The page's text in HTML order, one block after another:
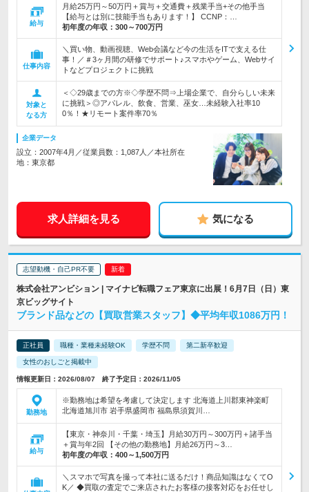
給与
月給25万円～50万円＋賞与＋交通費＋残業手当+その他手当
【給与とは別に技能手当もあります！】 CCNP：…
初年度の年収： 300～700万円
仕事内容
＼買い物、動画視聴、Web会議など今の生活をITで支える仕
事！／＃3ヶ月間の研修でサポート♪スマホやゲーム、Webサイ
トなどプロジェクトに挑戦
対象と
なる方
＜◇29歳までの方※◇学歴不問⇒上場企業で、自分らしい未来
に挑戦＞◎アパレル、飲食、営業、巫女…未経験入社率10
0％！★リモート案件率70％
企業データ
設立：2007年4月／従業員数：1,087人／本社所在
地：東京都
求人詳細を見る 気になる
志望動機・自己PR不要
株式会社アンビション | マイナビ転職フェア東京に出展！6月7日（日）東
京ビッグサイト
ブランド品などの【買取営業スタッフ】◆平均年収1086万円！
正社員 職種・業種未経験OK 学歴不問 第二新卒歓迎
女性のおしごと掲載中
情報更新日：2026/08/07 終了予定日：2026/11/05
勤務地
※勤務地は希望を考慮して決定します 北海道上川郡東神楽町
北海道旭川市 岩手県盛岡市 福島県須賀川…
給与
【東京・神奈川・千葉・埼玉】月給30万円～300万円＋諸手当
＋賞与年2回 【その他の勤務地】月給26万円～3…
初年度の年収： 400～1,500万円
＼スマホで写真を撮って本社に送るだけ！商品知識はなくてO
K／ ◆買取の査定でご来店されたお客様の接客対応をお任せし